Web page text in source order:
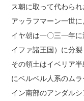
ス朝に取って代わら
アッラフマーン一世
イヤ朝は一〇三一年
イファ諸王国）に分
その領土はイベリア
にベルベル人系のム
イン南部のアンダル